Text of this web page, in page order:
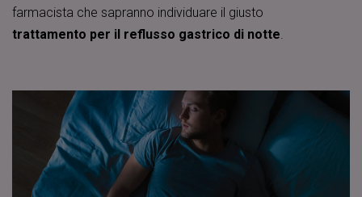
farmacista che sapranno individuare il giusto
trattamento per il reflusso gastrico di notte.